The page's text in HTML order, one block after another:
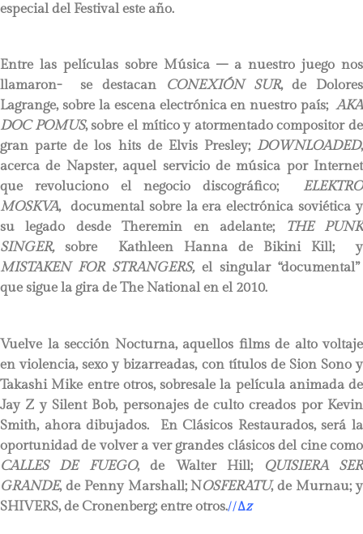
especial del Festival este año.
Entre las películas sobre Música – a nuestro juego nos
llamaron- se destacan
CONEXIÓN SUR, de Dolores
Lagrange, sobre la escena electrónica en nuestro país;AKA
DOC POMUS, sobre el mítico y atormentado compositor de
gran parte de los hits de Elvis Presley; DOWNLOADED,
acerca de Napster, aquel servicio de música por Internet
que revoluciono el negocio discográfico; ELEKTRO
MOSKVA, documental sobre la era electrónica soviética y
su legado desde Theremin en adelante;
THE PUNK
SINGER,sobre Kathleen Hanna de Bikini Kill; y
MISTAKEN FOR STRANGERS,el singular “documental”
que sigue la gira de The Nationalen el 2010.
Vuelve la sección Nocturna, aquellos films de alto voltaje
en violencia, sexo y bizarreadas, con títulos de Sion Sono y
Takashi Mike entre otros, sobresale la película animada de
Jay Z y Silent Bob, personajes de culto creados por Kevin
Smith, ahora dibujados. En Clásicos Restaurados, será la
oportunidad de volver a ver grandes clásicos del cine como
CALLES DE FUEGO, de Walter Hill;
QUISIERA SER
GRANDE, de Penny Marshall;NOSFERATU, de Murnau; y
SHIVERS, de Cronenberg; entre otros.//∆z